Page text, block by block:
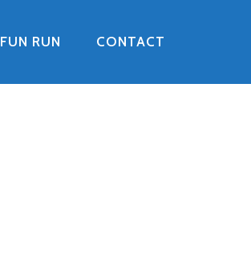
FUN RUN CONTACT